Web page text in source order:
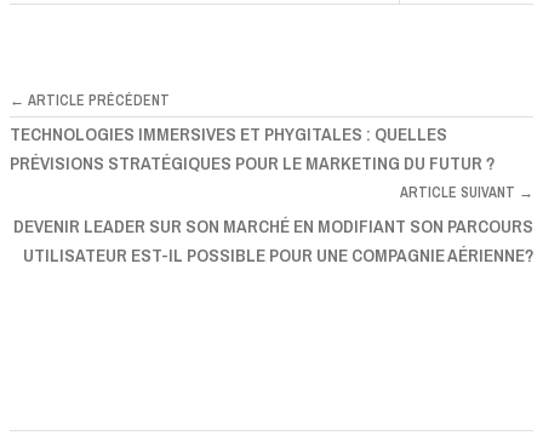
← ARTICLE PRÉCÉDENT
TECHNOLOGIES IMMERSIVES ET PHYGITALES : QUELLES
PRÉVISIONS STRATÉGIQUES POUR LE MARKETING DU FUTUR ?
ARTICLE SUIVANT →
DEVENIR LEADER SUR SON MARCHÉ EN MODIFIANT SON PARCOURS
UTILISATEUR EST-IL POSSIBLE POUR UNE COMPAGNIE AÉRIENNE?